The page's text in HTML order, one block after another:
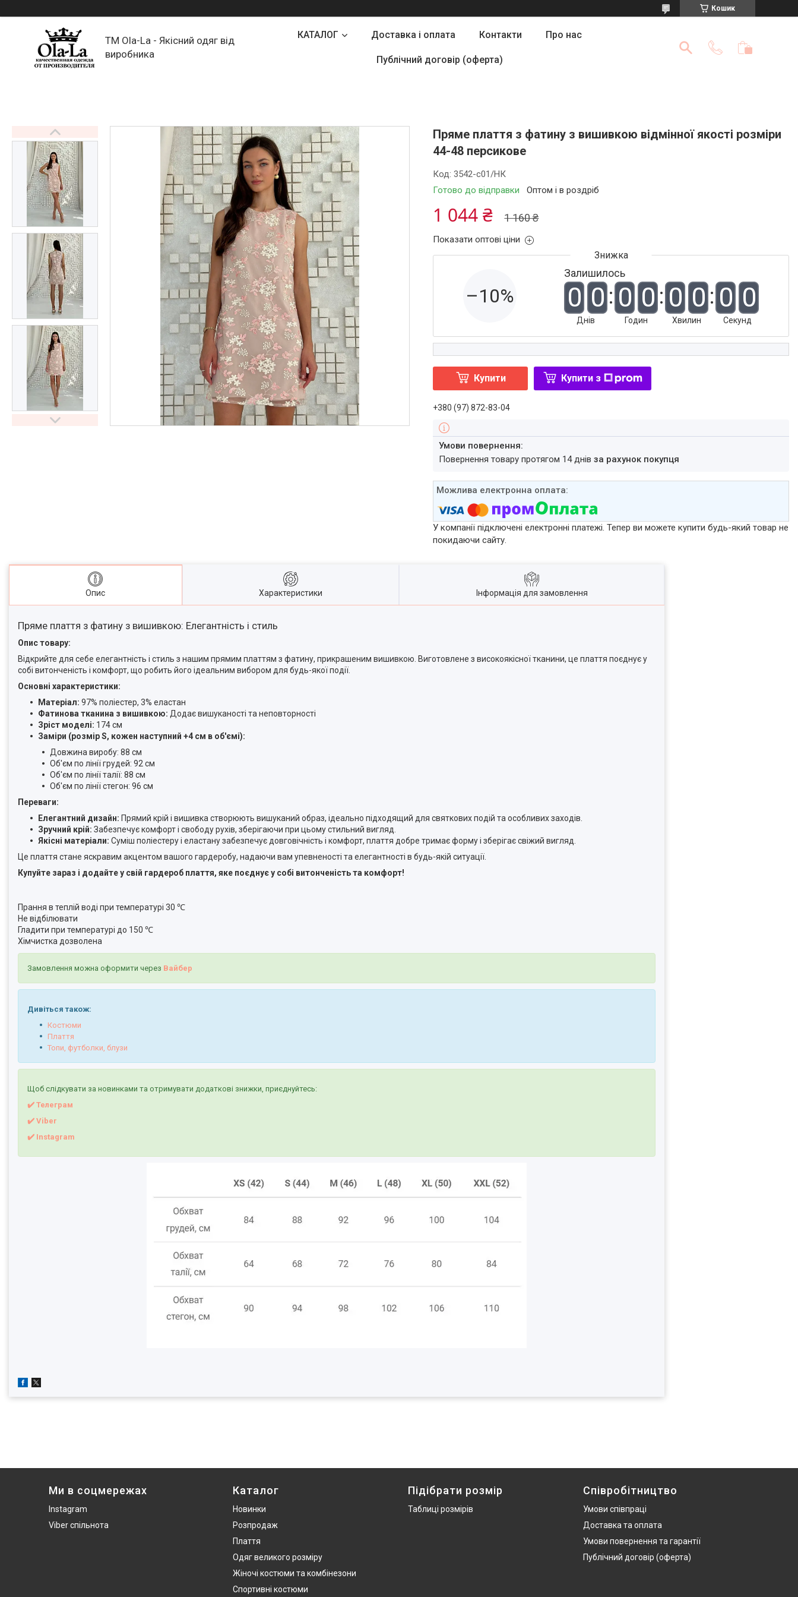
Кошик
TM Ola-La - Якісний одяг від
виробника
КАТАЛОГ Доставка і оплата Контакти Про нас
Публічний договір (оферта)
Пряме плаття з фатину з вишивкою відмінної якості розміри
44-48 персикове
Готово до відправки Оптом і в роздріб
Код:3542-c01/НК
1 160 ₴
1 044 ₴
Показати оптові ціни
–10%
Залишилось
0 0
Днів
0 0
Годин
0 0
Хвилин
0 0
Секунд
Купити Купити з
+380 (97) 872-83-04
повернення товару протягом 14 днівза рахунок покупця
У компанії підключені електронні платежі. Тепер ви можете купити будь-який товар не
покидаючи сайту.
Опис Характеристики Інформація для замовлення
Пряме плаття з фатину з вишивкою: Елегантність і стиль
Опис товару:
Відкрийте для себе елегантність і стиль з нашим прямим платтям з фатину, прикрашеним вишивкою. Виготовлене з високоякісної тканини, це плаття поєднує у
собі витонченість і комфорт, що робить його ідеальним вибором для будь-якої події.
Основні характеристики:
Матеріал: 97% поліестер, 3% еластан
Фатинова тканина з вишивкою: Додає вишуканості та неповторності
Зріст моделі: 174 см
Заміри (розмір S, кожен наступний +4 см в об'ємі):
Довжина виробу: 88 см
Об'єм по лінії грудей: 92 см
Об'єм по лінії талії: 88 см
Об'єм по лінії стегон: 96 см
Переваги:
Елегантний дизайн: Прямий крій і вишивка створюють вишуканий образ, ідеально підходящий для святкових подій та особливих заходів.
Зручний крій: Забезпечує комфорт і свободу рухів, зберігаючи при цьому стильний вигляд.
Якісні матеріали: Суміш поліестеру і еластану забезпечує довговічність і комфорт, плаття добре тримає форму і зберігає свіжий вигляд.
Це плаття стане яскравим акцентом вашого гардеробу, надаючи вам упевненості та елегантності в будь-якій ситуації.
Купуйте зараз і додайте у свій гардероб плаття, яке поєднує у собі витонченість та комфорт!
Прання в теплій воді при температурі 30 ℃
Не відбілювати
Гладити при температурі до 150 ℃
Хімчистка дозволена
Замовлення можна оформити через Вайбер
Дивіться також:
Костюми
Плаття
Топи, футболки, блузи
Щоб слідкувати за новинками та отримувати додаткові знижки, приєднуйтесь:
✔️ Телеграм
✔️ Viber
✔️ Instagram
Ми в соцмережах
Instagram
Viber спільнота
Каталог
Новинки
Розпродаж
Плаття
Одяг великого розміру
Жіночі костюми та комбінезони
Спортивні костюми
Підібрати розмір
Таблиці розмірів
Співробітництво
Умови співпраці
Доставка та оплата
Умови повернення та гарантії
Публічний договір (оферта)